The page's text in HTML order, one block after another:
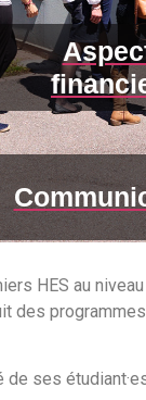
HES au
des
ses